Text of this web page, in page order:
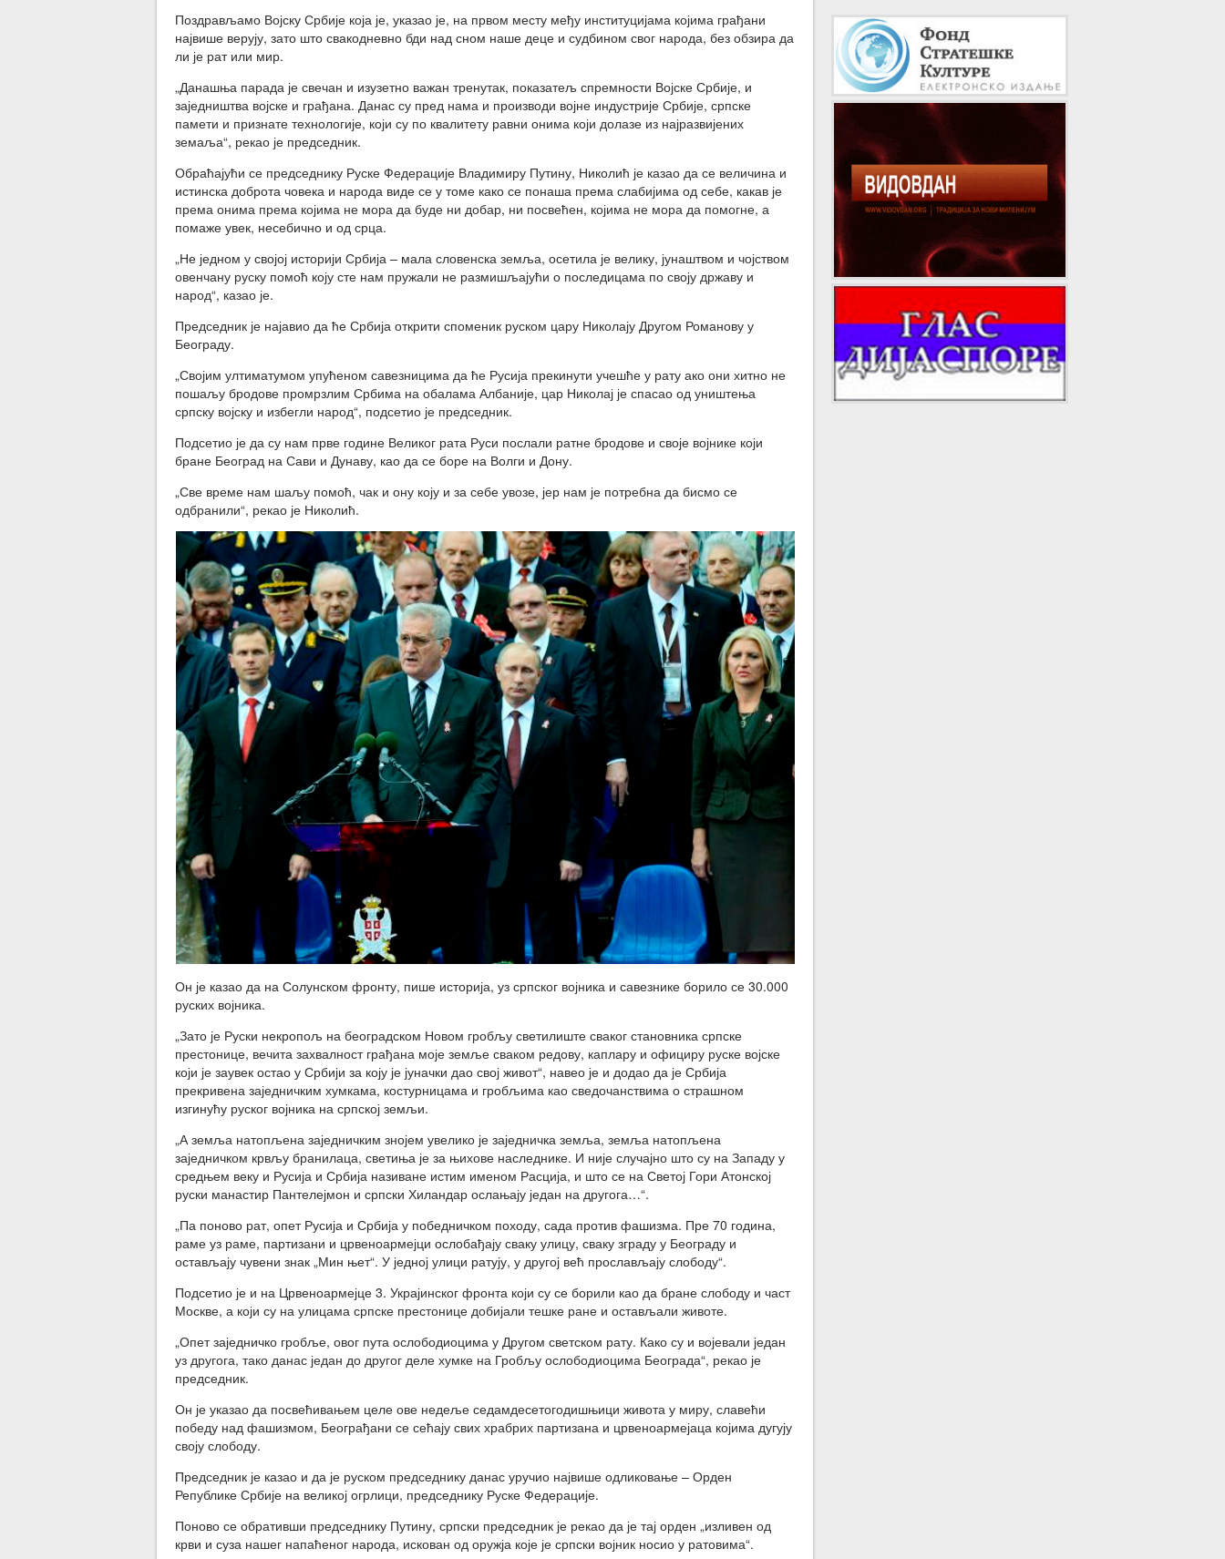
Поздрављамо Војску Србије која је, указао је, на првом месту међу институцијама којима грађани
највише верују, зато што свакодневно бди над сном наше деце и судбином свог народа, без обзира да
ли је рат или мир.
„Данашња парада је свечан и изузетно важан тренутак, показатељ спремности Војске Србије, и
заједништва војске и грађана. Данас су пред нама и производи војне индустрије Србије, српске
памети и признате технологије, који су по квалитету равни онима који долазе из најразвијених
земаља“, рекао је председник.
Обраћајући се председнику Руске Федерације Владимиру Путину, Николић је казао да се величина и
истинска доброта човека и народа виде се у томе како се понаша према слабијима од себе, какав је
према онима према којима не мора да буде ни добар, ни посвећен, којима не мора да помогне, а
помаже увек, несебично и од срца.
„Не једном у својој историји Србија – мала словенска земља, осетила је велику, јунаштвом и чојством
овенчану руску помоћ коју сте нам пружали не размишљајући о последицама по своју државу и
народ“, казао је.
Председник је најавио да ће Србија открити споменик руском цару Николају Другом Романову у
Београду.
„Својим ултиматумом упућеном савезницима да ће Русија прекинути учешће у рату ако они хитно не
пошаљу бродове промрзлим Србима на обалама Албаније, цар Николај је спасао од уништења
српску војску и избегли народ“, подсетио је председник.
Подсетио је да су нам прве године Великог рата Руси послали ратне бродове и своје војнике који
бране Београд на Сави и Дунаву, као да се боре на Волги и Дону.
„Све време нам шаљу помоћ, чак и ону коју и за себе увозе, јер нам је потребна да бисмо се
одбранили“, рекао је Николић.
Он је казао да на Солунском фронту, пише историја, уз српског војника и савезнике борило се 30.000
руских војника.
„Зато је Руски некропољ на београдском Новом гробљу светилиште сваког становника српске
престонице, вечита захвалност грађана моје земље сваком редову, каплару и официру руске војске
који је заувек остао у Србији за коју је јуначки дао свој живот“, навео је и додао да је Србија
прекривена заједничким хумкама, костурницама и гробљима као сведочанствима о страшном
изгинућу руског војника на српској земљи.
„А земља натопљена заједничким знојем увелико је заједничка земља, земља натопљена
заједничком крвљу бранилаца, светиња је за њихове наследнике. И није случајно што су на Западу у
средњем веку и Русија и Србија називане истим именом Расција, и што се на Светој Гори Атонској
руски манастир Пантелејмон и српски Хиландар ослањају један на другога…“.
„Па поново рат, опет Русија и Србија у победничком походу, сада против фашизма. Пре 70 година,
раме уз раме, партизани и црвеноармејци ослобађају сваку улицу, сваку зграду у Београду и
остављају чувени знак „Мин њет“. У једној улици ратују, у другој већ прослављају слободу“.
Подсетио је и на Црвеноармејце 3. Украјинског фронта који су се борили као да бране слободу и част
Москве, а који су на улицама српске престонице добијали тешке ране и остављали животе.
„Опет заједничко гробље, овог пута ослободиоцима у Другом светском рату. Како су и војевали један
уз другога, тако данас један до другог деле хумке на Гробљу ослободиоцима Београда“, рекао је
председник.
Он је указао да посвећивањем целе ове недеље седамдесетогодишњици живота у миру, славећи
победу над фашизмом, Београђани се сећају свих храбрих партизана и црвеноармејаца којима дугују
своју слободу.
Председник је казао и да је руском председнику данас уручио највише одликовање – Орден
Републике Србије на великој огрлици, председнику Руске Федерације.
Поново се обративши председнику Путину, српски председник је рекао да је тај орден „изливен од
крви и суза нашег напаћеног народа, искован од оружја које је српски војник носио у ратовима“.